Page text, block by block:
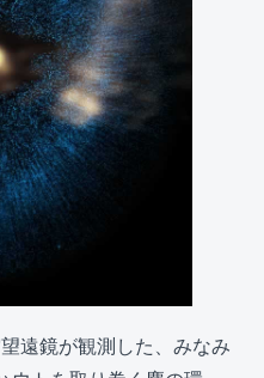
遠鏡が観測した、みなみ